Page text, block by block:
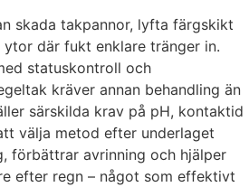
skada takpannor, lyfta färgskikt
där fukt enklare tränger in.
statuskontroll och
kräver annan behandling än
särskilda krav på pH, kontaktid
välja metod efter underlaget
förbättrar avrinning och hjälper
efter regn – något som effektivt